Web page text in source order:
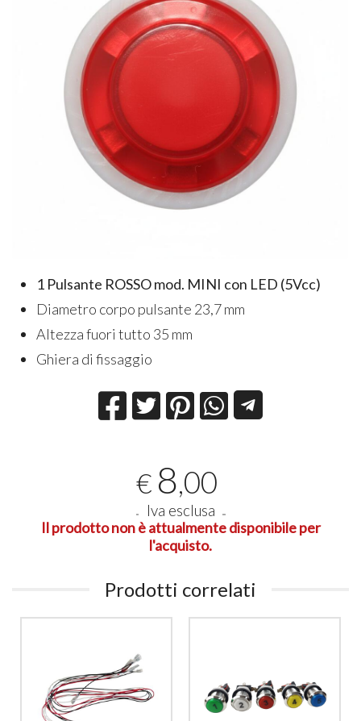
1 Pulsante ROSSO mod. MINI con LED (5Vcc)
Diametro corpo pulsante 23,7 mm
Altezza fuori tutto 35 mm
Ghiera di fissaggio
€ 8,00
Iva esclusa
Il prodotto non è attualmente disponibile per
l'acquisto.
Prodotti correlati